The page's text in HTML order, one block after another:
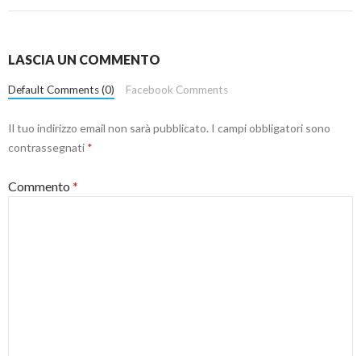
LASCIA UN COMMENTO
Default Comments (0) Facebook Comments
Il tuo indirizzo email non sarà pubblicato. I campi obbligatori sono
contrassegnati *
Commento *